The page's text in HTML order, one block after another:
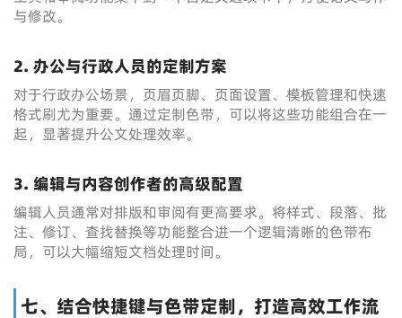
与修改。
2. 办公与行政人员的定制方案
对于行政办公场景，页眉页脚、页面设置、模板管理和快速
格式刷尤为重要。通过定制色带，可以将这些功能组合在一
起，显著提升公文处理效率。
3. 编辑与内容创作者的高级配置
编辑人员通常对排版和审阅有更高要求。将样式、段落、批
注、修订、查找替换等功能整合进一个逻辑清晰的色带布
局，可以大幅缩短文档处理时间。
七、结合快捷键与色带定制，打造高效工作流